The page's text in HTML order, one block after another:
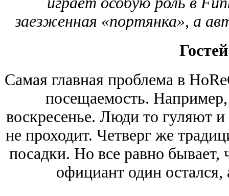
заезженная «портянка», а
Самая главная проблема в
посещаемость.
воскресенье. Люди то гуляют
не проходит. Четверг же
посадки. Но все равно бывает,
официант один